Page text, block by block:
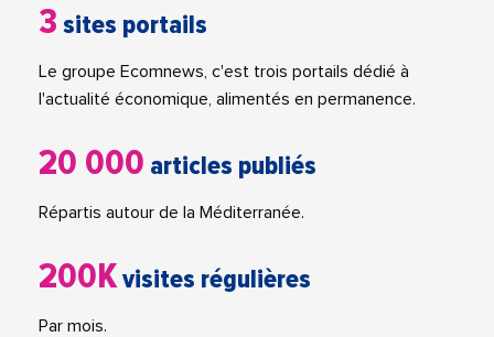
3 sites portails
Le groupe Ecomnews, c'est trois portails dédié à
l'actualité économique, alimentés en permanence.
20 000 articles publiés
Répartis autour de la Méditerranée.
200Kvisites régulières
Par mois.